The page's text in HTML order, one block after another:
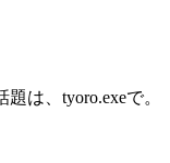
は、tyoro.exeで。